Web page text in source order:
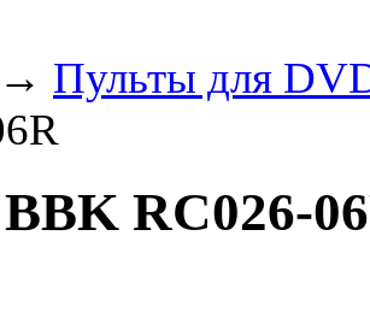
→ Пульты для
RC026-